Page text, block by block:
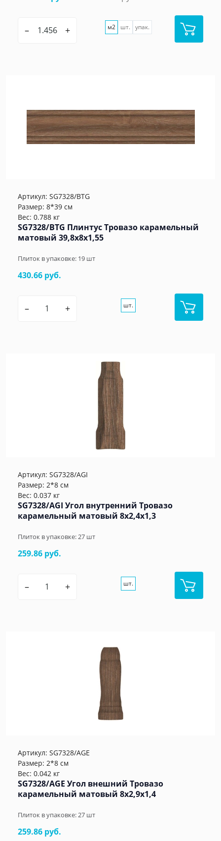
– + м2 шт. упак.
Артикул: SG7328/BTG
Размер: 8*39 см
Вес: 0.788 кг
SG7328/BTG Плинтус Тровазо карамельный
матовый 39,8x8x1,55
Плиток в упаковке: 19 шт
430.66 руб.
– + шт.
Артикул: SG7328/AGI
Размер: 2*8 см
Вес: 0.037 кг
SG7328/AGI Угол внутренний Тровазо
карамельный матовый 8x2,4x1,3
Плиток в упаковке:27 шт
259.86 руб.
– + шт.
Артикул: SG7328/AGE
Размер: 2*8 см
Вес: 0.042 кг
SG7328/AGE Угол внешний Тровазо
карамельный матовый 8x2,9x1,4
Плиток в упаковке:27 шт
259.86 руб.